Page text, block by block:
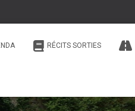
RÉCITS SORTIES